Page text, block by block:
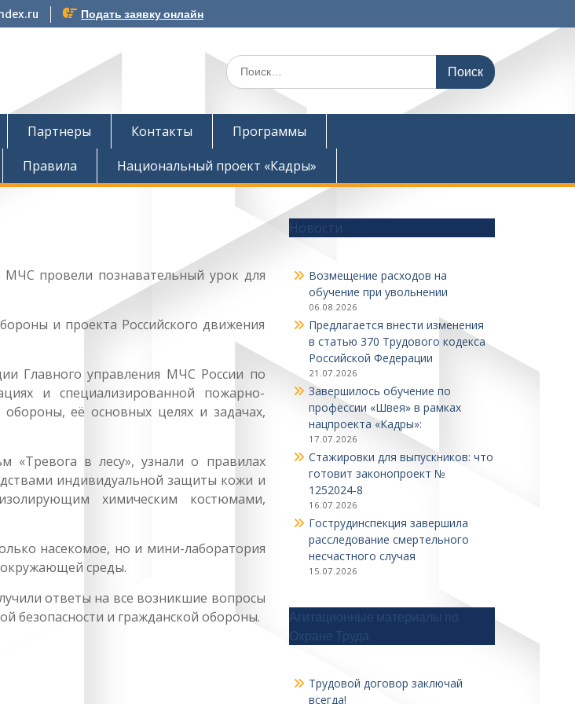
Подать заявку онлайн
Поиск
по:
Партнеры Контакты
Программы
Правила Национальный проект «Кадры»
провели познавательный урок для
и проекта Российского движения
Главного управления МЧС России по
и специализированной пожарно-
обороны, её основных целях и задачах,
«Тревога в лесу», узнали о правилах
индивидуальной защиты кожи и
химическим костюмами,
насекомое, но и мини-лаборатория
окружающей среды.
ответы на все возникшие вопросы
безопасности и гражданской обороны.
Новости
Возмещение расходов на
обучение при увольнении
06.08.2026
Предлагается внести изменения
в статью 370 Трудового кодекса
Российской Федерации
21.07.2026
Завершилось обучение по
профессии «Швея» в рамках
нацпроекта «Кадры»:
17.07.2026
Стажировки для выпускников: что
готовит законопроект №
1252024‑8
16.07.2026
Гострудинспекция завершила
расследование смертельного
несчастного случая
15.07.2026
Агитационные материалы по
Охране Труда
Трудовой договор заключай
всегда!